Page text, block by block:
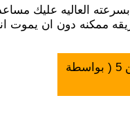
العاليه عليك
ممكنه دون ان يموت
5 ( بواسطة